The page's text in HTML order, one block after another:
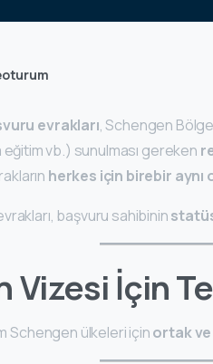
evrakları, Schengen
eğitim vb.) sunulması gereken
herkes için birebir aynı
başvuru sahibinin
Vizesi İçin
Schengen ülkeleri içinortak